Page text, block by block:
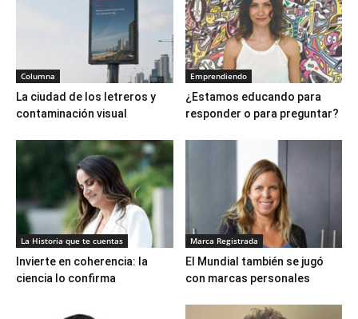
Columna
La ciudad de los letreros y
contaminación visual
Emprendiendo
¿Estamos educando para
responder o para preguntar?
La Historia que te cuentas
Invierte en coherencia: la
ciencia lo confirma
Marca Registrada
El Mundial también se jugó
con marcas personales